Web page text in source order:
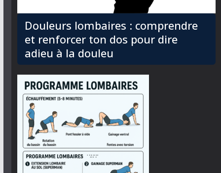
Douleurs lombaires : comprendre
et renforcer ton dos pour dire
adieu à la douleu